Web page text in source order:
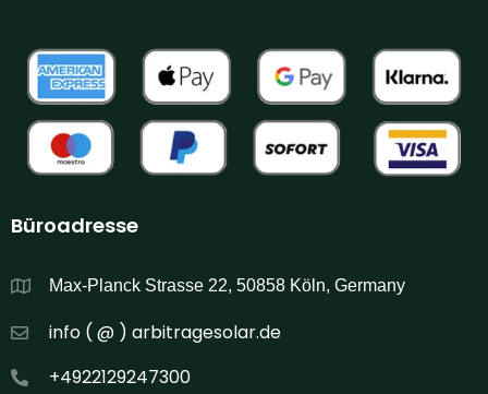
Büroadresse
Max-Planck Strasse 22, 50858 Köln, Germany
info ( @ ) arbitragesolar.de
+4922129247300